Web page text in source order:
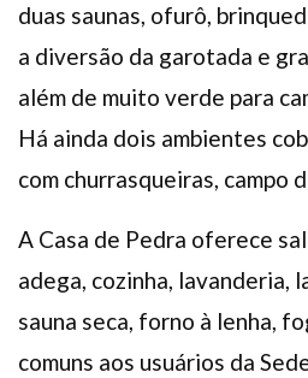
duas saunas, ofurô,
a diversão da garotada e
além de muito verde para
Há ainda dois ambientes
com churrasqueiras, campo
A Casa de Pedra oferece
adega, cozinha, lavanderia,
sauna seca, forno à lenha,
comuns aos usuários da